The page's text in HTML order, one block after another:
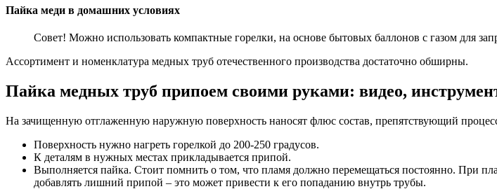
Пайка меди в домашних условиях
Совет! Можно использовать компактные горелки, на основе бытовых баллонов с газом для
Ассортимент и номенклатура медных труб отечественного производства достаточно обширны.
Пайка медных труб припоем своими руками: видео,
На зачищенную отглаженную наружную поверхность наносят флюс состав, препятствующий
Поверхность нужно нагреть горелкой до 200-250 градусов.
К деталям в нужных местах прикладывается припой.
Выполняется пайка. Стоит помнить о том, что пламя должно перемещаться постоянно. При
добавлять лишний припой – это может привести к его попаданию внутрь трубы.